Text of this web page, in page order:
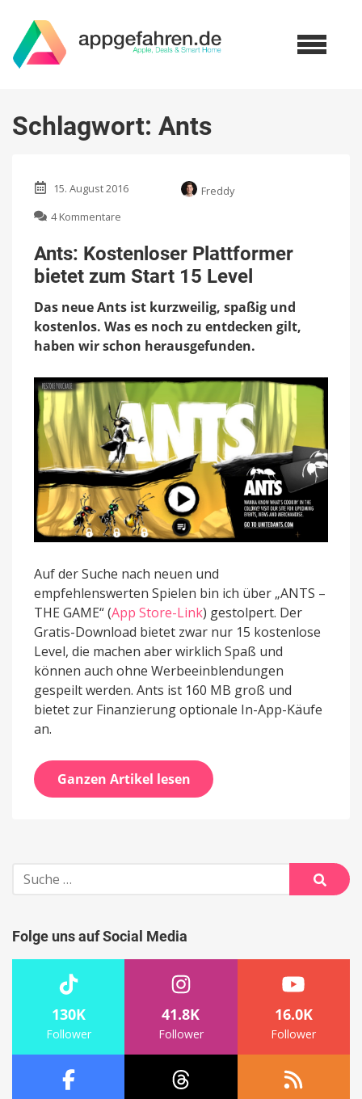
Schlagwort: Ants
15. August 2016
Freddy
4 Kommentare
Kostenloser
Plattformer
bietet
Start
15
Level
Ants: Kostenloser Plattformer
bietet zum Start 15 Level
Das neue Ants ist kurzweilig, spaßig und
kostenlos. Was es noch zu entdecken gilt,
haben wir schon herausgefunden.
Auf der Suche nach neuen und
empfehlenswerten Spielen bin ich über „ANTS –
THE GAME“ (App Store-Link) gestolpert. Der
Gratis-Download bietet zwar nur 15 kostenlose
Level, die machen aber wirklich Spaß und
können auch ohne Werbeeinblendungen
gespeilt werden. Ants ist 160 MB groß und
bietet zur Finanzierung optionale In-App-Käufe
an.
Ganzen Artikel lesen
Suche
nach:
Suche
Folge uns auf Social Media
130K
Follower
41.8K
Follower
16.0K
Follower